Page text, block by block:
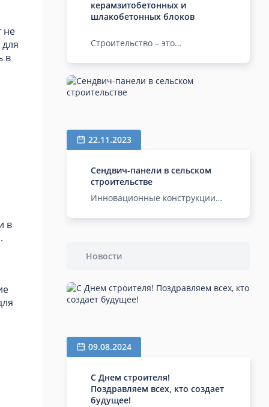
не
в
в
керамзитобетонных и
шлакобетонных блоков
Строительство – это
процесс, включающий выбор
подходящих строительных
материалов. Одним из важн...
22.11.2023
Сендвич-панели в сельском
строительстве
Инновационные конструкции
энергоэффективность,
объектов. Успешное
сельскохозяйственных проектах
и развитие этого важного
Новости
09.08.2024
С Днем строителя!
Поздравляем всех, кто создает
будущее!